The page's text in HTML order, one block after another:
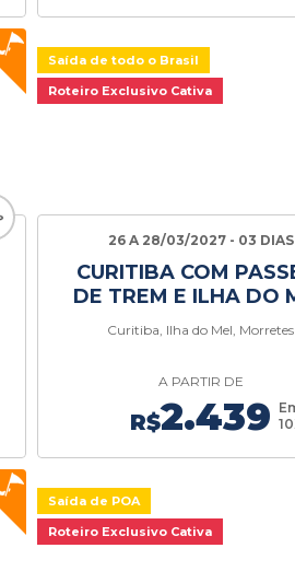
Saída de todo o Brasil
Roteiro Exclusivo Cativa
26 A 28/03/2027 - 03 DIAS
CURITIBA COM
DE TREM E ILHA DO
Curitiba, Ilha do Mel, Morretes
A PARTIR DE
R$2.439
Saída de POA
Roteiro Exclusivo Cativa